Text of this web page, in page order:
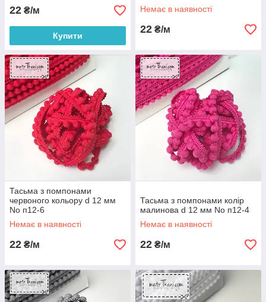
22 ₴/м
Купити
Немає в наявності
22 ₴/м
Тасьма з помпонами
червоного кольору d 12 мм
No п12-6
Немає в наявності
22 ₴/м
Тасьма з помпонами колір
малинова d 12 мм No п12-4
Немає в наявності
22 ₴/м